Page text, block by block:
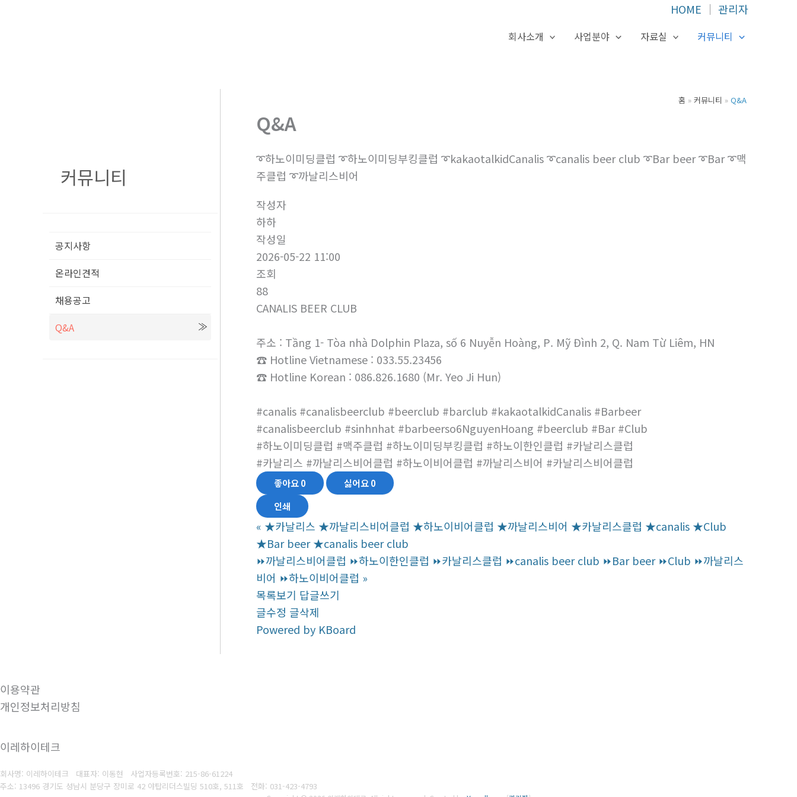
HOME │ 관리자
회사소개 사업분야 자료실 커뮤니티
커뮤니티
공지사항
온라인견적
채용공고
Q&A
홈 커뮤니티 Q&A
Q&A
➰하노이미딩클럽 ➰하노이미딩부킹클럽 ➰kakaotalkidCanalis ➰canalis beer club ➰Bar beer ➰Bar ➰맥
주클럽 ➰까날리스비어
작성자
하하
작성일
2026-05-22 11:00
조회
88
CANALIS BEER CLUB
주소 : Tầng 1- Tòa nhà Dolphin Plaza, số 6 Nuyễn Hoàng, P. Mỹ Đình 2, Q. Nam Từ Liêm, HN
☎ Hotline Vietnamese : 033.55.23456
☎ Hotline Korean : 086.826.1680 (Mr. Yeo Ji Hun)
#canalis #canalisbeerclub #beerclub #barclub #kakaotalkidCanalis #Barbeer
#canalisbeerclub #sinhnhat #barbeerso6NguyenHoang #beerclub #Bar #Club
#하노이미딩클럽 #맥주클럽 #하노이미딩부킹클럽 #하노이한인클럽 #카날리스클럽
#카날리스 #까날리스비어클럽 #하노이비어클럽 #까날리스비어 #카날리스비어클럽
좋아요0 싫어요0
인쇄
« ★카날리스 ★까날리스비어클럽 ★하노이비어클럽 ★까날리스비어 ★카날리스클럽 ★canalis ★Club
★Bar beer ★canalis beer club
⏩까날리스비어클럽 ⏩하노이한인클럽 ⏩‍‍카날리스클럽 ⏩‍canalis beer club ⏩Bar beer ⏩‍‍Club ‍‍⏩까날리스
비어 ‍‍⏩하노이비어클럽 »
목록보기 답글쓰기
글수정 글삭제
Powered by KBoard
이용약관
개인정보처리방침
이레하이테크
회사명: 이레하이테크 대표자: 이동현 사업자등록번호: 215-86-61224
주소: 13496 경기도 성남시 분당구 장미로 42 야탑리더스빌딩 510호, 511호 전화: 031-423-4793